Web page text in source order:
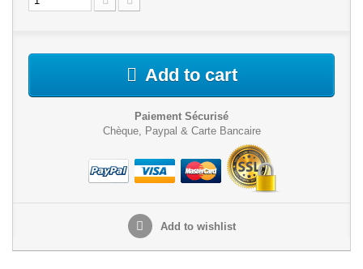
Add to cart
Paiement Sécurisé
Chèque, Paypal & Carte Bancaire
Add to wishlist